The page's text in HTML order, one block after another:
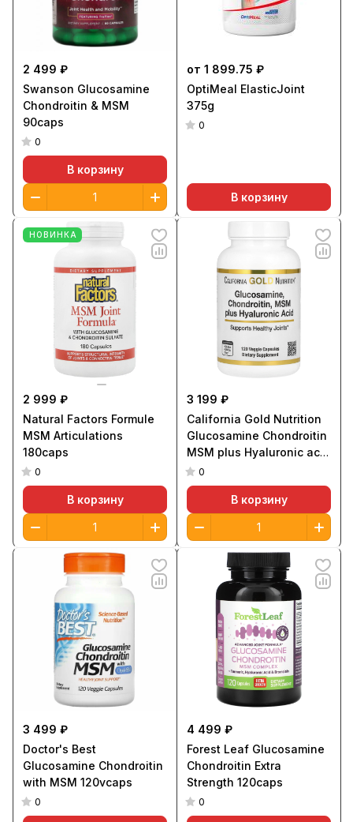
2 499 ₽
Swanson Glucosamine
Chondroitin & MSM
90caps
0
В корзину
от 1 899.75 ₽
OptiMeal ElasticJoint
375g
0
В корзину
НОВИНКА
2 999 ₽
Natural Factors Formule
MSM Articulations
180caps
0
В корзину
3 199 ₽
California Gold Nutrition
Glucosamine Chondroitin
MSM plus Hyaluronic acid
120vcaps
0
В корзину
3 499 ₽
Doctor's Best
Glucosamine Chondroitin
with MSM 120vcaps
0
4 499 ₽
Forest Leaf Glucosamine
Chondroitin Extra
Strength 120caps
0